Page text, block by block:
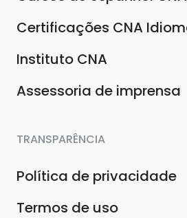
Certificações CNA
Instituto CNA
Assessoria de imprensa
TRANSPARÊNCIA
Política de privacidade
Termos de uso